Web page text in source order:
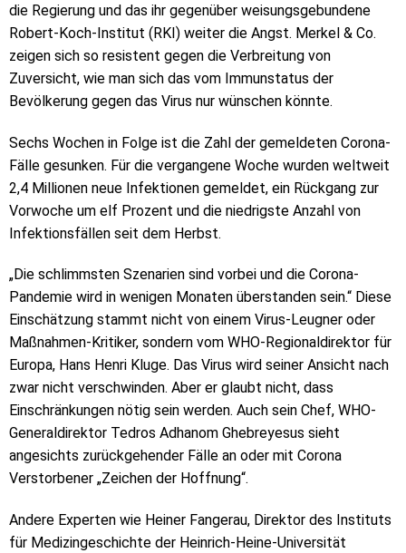
die Regierung und das ihr gegenüber weisungsgebundene
Robert-Koch-Institut (RKI) weiter die Angst. Merkel & Co.
zeigen sich so resistent gegen die Verbreitung von
Zuversicht, wie man sich das vom Immunstatus der
Bevölkerung gegen das Virus nur wünschen könnte.
Sechs Wochen in Folge ist die Zahl der gemeldeten Corona-
Fälle gesunken. Für die vergangene Woche wurden weltweit
2,4 Millionen neue Infektionen gemeldet, ein Rückgang zur
Vorwoche um elf Prozent und die niedrigste Anzahl von
Infektionsfällen seit dem Herbst.
„Die schlimmsten Szenarien sind vorbei und die Corona-
Pandemie wird in wenigen Monaten überstanden sein.“ Diese
Einschätzung stammt nicht von einem Virus-Leugner oder
Maßnahmen-Kritiker, sondern vom WHO-Regionaldirektor für
Europa, Hans Henri Kluge. Das Virus wird seiner Ansicht nach
zwar nicht verschwinden. Aber er glaubt nicht, dass
Einschränkungen nötig sein werden. Auch sein Chef, WHO-
Generaldirektor Tedros Adhanom Ghebreyesus sieht
angesichts zurückgehender Fälle an oder mit Corona
Verstorbener „Zeichen der Hoffnung“.
Andere Experten wie Heiner Fangerau, Direktor des Instituts
für Medizingeschichte der Heinrich-Heine-Universität